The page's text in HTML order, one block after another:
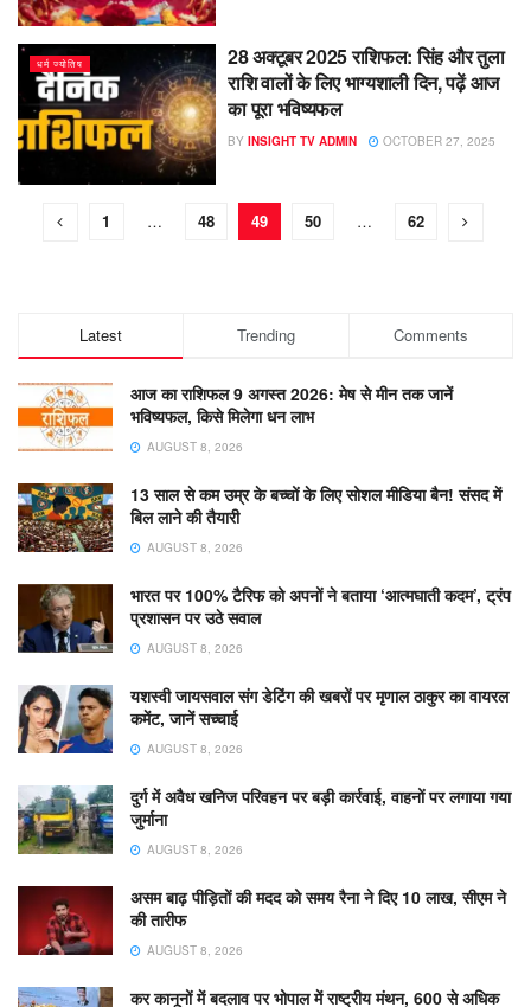
धर्म ज्योतिष
28 अक्टूबर 2025 राशिफल: सिंह और तुला
राशि वालों के लिए भाग्यशाली दिन, पढ़ें आज
का पूरा भविष्यफल
BY INSIGHT TV ADMIN OCTOBER 27, 2025
1 … 48 49 50 … 62
Latest Trending Comments
आज का राशिफल 9 अगस्त 2026: मेष से मीन तक जानें
भविष्यफल, किसे मिलेगा धन लाभ
AUGUST 8, 2026
13 साल से कम उम्र के बच्चों के लिए सोशल मीडिया बैन! संसद में
बिल लाने की तैयारी
AUGUST 8, 2026
भारत पर 100% टैरिफ को अपनों ने बताया ‘आत्मघाती कदम’, ट्रंप
प्रशासन पर उठे सवाल
AUGUST 8, 2026
यशस्वी जायसवाल संग डेटिंग की खबरों पर मृणाल ठाकुर का वायरल
कमेंट, जानें सच्चाई
AUGUST 8, 2026
दुर्ग में अवैध खनिज परिवहन पर बड़ी कार्रवाई, वाहनों पर लगाया गया
जुर्माना
AUGUST 8, 2026
असम बाढ़ पीड़ितों की मदद को समय रैना ने दिए 10 लाख, सीएम ने
की तारीफ
AUGUST 8, 2026
कर कानूनों में बदलाव पर भोपाल में राष्ट्रीय मंथन, 600 से अधिक